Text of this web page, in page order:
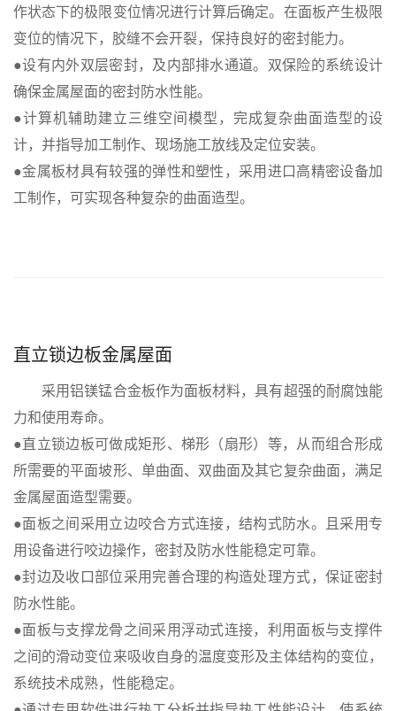
作状态下的极限变位情况进行计算后确定。在面板产生极限
变位的情况下，胶缝不会开裂，保持良好的密封能力。
●设有内外双层密封，及内部排水通道。双保险的系统设计
确保金属屋面的密封防水性能。
●计算机辅助建立三维空间模型，完成复杂曲面造型的设
计，并指导加工制作、现场施工放线及定位安装。
●金属板材具有较强的弹性和塑性，采用进口高精密设备加
工制作，可实现各种复杂的曲面造型。
直立锁边板金属屋面
采用铝镁锰合金板作为面板材料，具有超强的耐腐蚀能
力和使用寿命。
●直立锁边板可做成矩形、梯形（扇形）等，从而组合形成
所需要的平面坡形、单曲面、双曲面及其它复杂曲面，满足
金属屋面造型需要。
●面板之间采用立边咬合方式连接，结构式防水。且采用专
用设备进行咬边操作，密封及防水性能稳定可靠。
●封边及收口部位采用完善合理的构造处理方式，保证密封
防水性能。
●面板与支撑龙骨之间采用浮动式连接，利用面板与支撑件
之间的滑动变位来吸收自身的温度变形及主体结构的变位，
系统技术成熟，性能稳定。